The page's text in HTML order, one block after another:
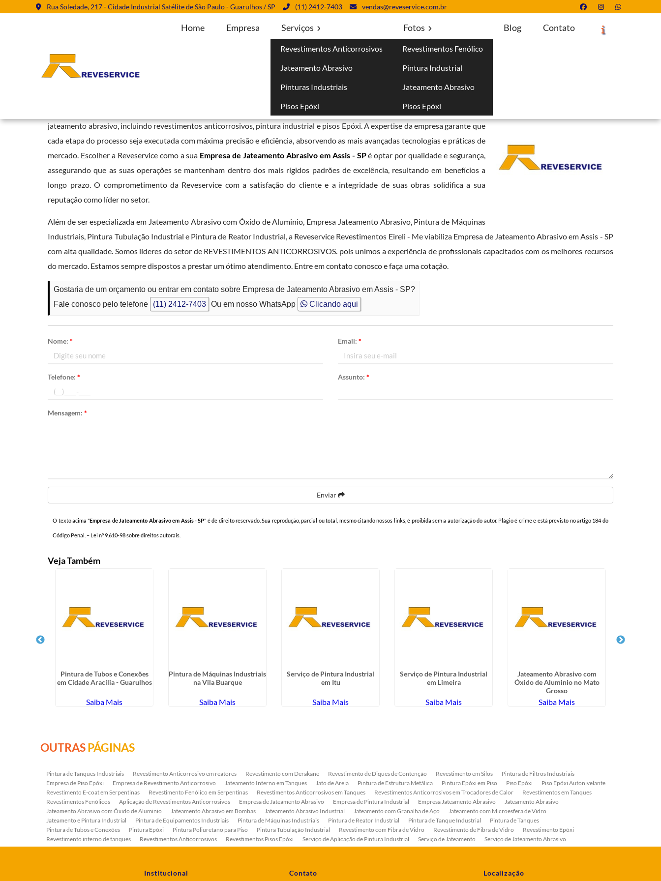
Rua Soledade, 217 - Cidade Industrial Satélite de São Paulo - Guarulhos / SP (11) 2412-7403 vendas@reveservice.com.br
Home Empresa Serviços
Revestimentos Anticorrosivos
Jateamento Abrasivo
Pinturas Industriais
Pisos Epóxi
Fotos
Revestimentos Fenólico
Pintura Industrial
Jateamento Abrasivo
Pisos Epóxi
Blog Contato
Empresa de Jateamento Abrasivo em Assis - SP Solicite um Orçamento
A Reveservice tem se destacado como referência nesse setor, oferecendo um portfólio completo de serviços que vão além do
jateamento abrasivo, incluindo revestimentos anticorrosivos, pintura industrial e pisos Epóxi. A expertise da empresa garante que
cada etapa do processo seja executada com máxima precisão e eficiência, absorvendo as mais avançadas tecnologias e práticas de
mercado. Escolher a Reveservice como a sua Empresa de Jateamento Abrasivo em Assis - SPé optar por qualidade e segurança,
assegurando que as suas operações se mantenham dentro dos mais rígidos padrões de excelência, resultando em benefícios a
longo prazo. O comprometimento da Reveservice com a satisfação do cliente e a integridade de suas obras solidifica a sua
reputação como líder no setor.
Além de ser especializada em Jateamento Abrasivo com Óxido de Aluminio, Empresa Jateamento Abrasivo, Pintura de Máquinas
Industriais, Pintura Tubulação Industrial e Pintura de Reator Industrial, a Reveservice Revestimentos Eireli - Me viabiliza Empresa de Jateamento Abrasivo em Assis - SP
com alta qualidade. Somos líderes do setor de REVESTIMENTOS ANTICORROSIVOS. pois unimos a experiência de profissionais capacitados com os melhores recursos
do mercado. Estamos sempre dispostos a prestar um ótimo atendimento. Entre em contato conosco e faça uma cotação.
Gostaria de um orçamento ou entrar em contato sobre Empresa de Jateamento Abrasivo em Assis - SP?
Fale conosco pelo telefone
(11) 2412-7403 Ou em nosso WhatsApp Clicando aqui
Nome:* Email: *
Telefone:* Assunto: *
Mensagem:*
Enviar
O texto acima "Empresa de Jateamento Abrasivo em Assis - SP" é de direito reservado. Sua reprodução, parcial ou total, mesmo citando nossos links, é proibida sem a autorização do autor. Plágio é crime e está previsto no artigo 184 do
Código Penal. – Lei n° 9.610-98 sobre direitos autorais
Veja Também
Pintura de Tubos e Conexões
em Cidade Aracília - Guarulhos
Saiba Mais
Pintura de Máquinas Industriais
na Vila Buarque
Saiba Mais
Serviço de Pintura Industrial
em Itu
Saiba Mais
Serviço de Pintura Industrial
em Limeira
Saiba Mais
Jateamento Abrasivo com
Óxido de Aluminio no Mato
Grosso
Saiba Mais
OUTRASPÁGINAS
Pintura de Tanques Industriais Revestimento Anticorrosivo em reatores Revestimento com Derakane Revestimento de Diques de Contenção Revestimento em Silos
Pintura de Filtros Industriais
Empresa de Piso Epóxi
Empresa de Revestimento Anticorrosivo Jateamento Interno em Tanques Jato de Areia Pintura de Estrutura Metálica Pintura Epóxi em Piso Piso Epóxi
Piso Epóxi Autonivelante
Revestimento E-coat em Serpentinas
Revestimento Fenólico em Serpentinas Revestimentos Anticorrosivos em Tanques Revestimentos Anticorrosivos em Trocadores de Calor
Revestimentos em Tanques
Revestimentos Fenólicos
Aplicação de Revestimentos Anticorrosivos Empresa de Jateamento Abrasivo Empresa de Pintura Industrial Empresa Jateamento Abrasivo
Jateamento Abrasivo
Jateamento Abrasivo com Óxido de Aluminio
Jateamento Abrasivo em Bombas Jateamento Abrasivo Industrial Jateamento com Granalha de Aço
Jateamento com Microesfera de Vidro
Jateamento e Pintura Industrial
Pintura de Equipamentos Industriais Pintura de Máquinas Industriais Pintura de Reator Industrial Pintura de Tanque Industrial
Pintura de Tanques
Pintura de Tubos e Conexões
Pintura Epóxi Pintura Poliuretano para Piso Pintura Tubulação Industrial Revestimento com Fibra de Vidro Revestimento de Fibra de Vidro
Revestimento Epóxi
Revestimento interno de tanques
Revestimentos Anticorrosivos Revestimentos Pisos Epóxi Serviço de Aplicação de Pintura Industrial Serviço de Jateamento
Serviço de Jateamento Abrasivo
Serviço de Jateamento e Pintura
Serviço de Jateamento em Bombas Serviço de Pintura de Bombas Industriais Serviço de Pintura de Tanque Industrial
Serviço de Pintura de Válvulas
Institucional Contato Localização